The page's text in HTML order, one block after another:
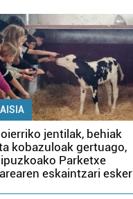
AISIA
jentilak, behiak
kobazuloak gertuago,
Parketxe
eskaintzari esker